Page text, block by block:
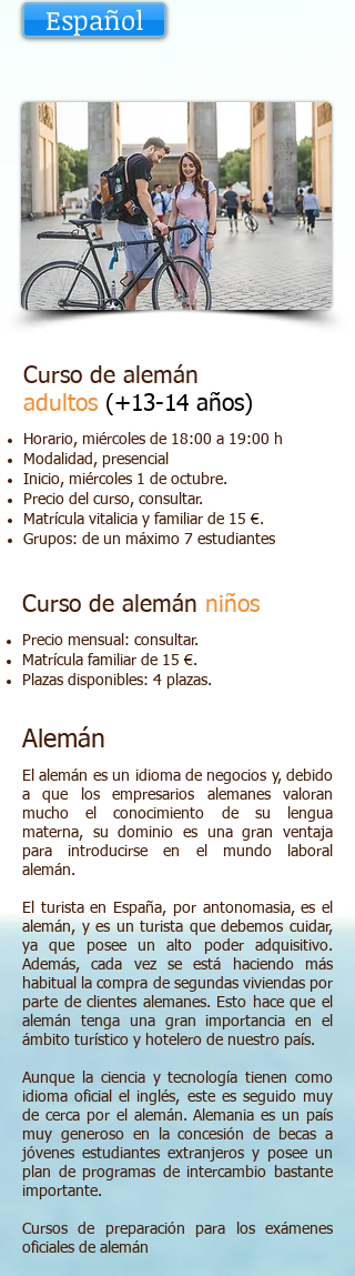
Español
Curso de alemán
adultos (+13-14 años)
Horario, miércoles de 18:00 a 19:00 h
Modalidad, presencial
Inicio, miércoles 1 de octubre.
Precio del curso, consultar.
Matrícula vitalicia y familiar de 15 €.
Grupos: de un máximo 7 estudiantes
Curso de alemán niños
​Precio mensual: consultar.
Matrícula familiar de 15 €.
Plazas disponibles: 4 plazas.
Alemán
El alemán es un idioma de negocios y, debido
a que los empresarios alemanes valoran
mucho el conocimiento de su lengua
materna, su dominio es una gran ventaja
para introducirse en el mundo laboral
alemán.
El turista en España, por antonomasia, es el
alemán, y es un turista que debemos cuidar,
ya que posee un alto poder adquisitivo.
Además, cada vez se está haciendo más
habitual la compra de segundas viviendas por
parte de clientes alemanes. Esto hace que el
alemán tenga una gran importancia en el
ámbito turístico y hotelero de nuestro país.
Aunque la ciencia y tecnología tienen como
idioma oficial el inglés, este es seguido muy
de cerca por el alemán. Alemania es un país
muy generoso en la concesión de becas a
jóvenes estudiantes extranjeros y posee un
plan de programas de intercambio bastante
importante.
Cursos de preparación para los exámenes
oficiales de alemán